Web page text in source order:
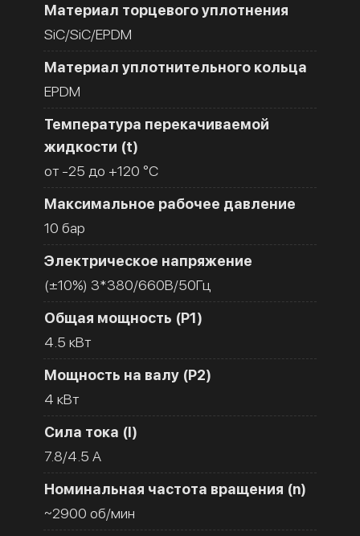
Материал торцевого уплотнения
SiC/SiC/EPDM
Материал уплотнительного кольца
EPDM
Температура перекачиваемой
жидкости (t)
от -25 до +120 °C
Максимальное рабочее давление
10 бар
Электрическое напряжение
(±10%) 3*380/660В/50Гц
Общая мощность (Р1)
4.5 кВт
Мощность на валу (Р2)
4 кВт
Сила тока (I)
7.8/4.5 A
Номинальная частота вращения (n)
~2900 об/мин